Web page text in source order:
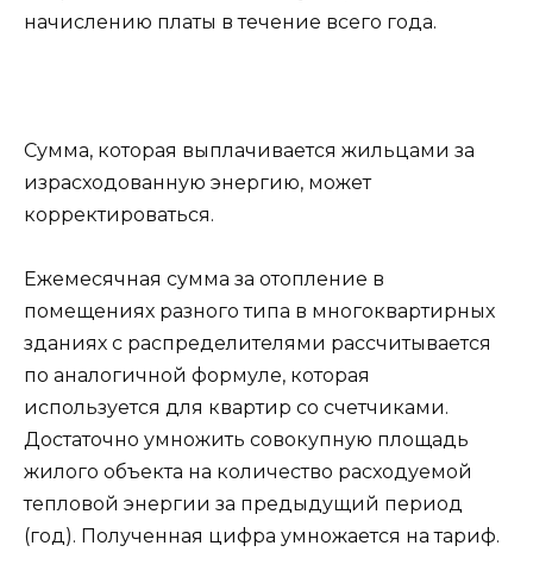
начислению платы в течение всего года.
Сумма, которая выплачивается жильцами за
израсходованную энергию, может
корректироваться.
Ежемесячная сумма за отопление в
помещениях разного типа в многоквартирных
зданиях с распределителями рассчитывается
по аналогичной формуле, которая
используется для квартир со счетчиками.
Достаточно умножить совокупную площадь
жилого объекта на количество расходуемой
тепловой энергии за предыдущий период
(год). Полученная цифра умножается на тариф.